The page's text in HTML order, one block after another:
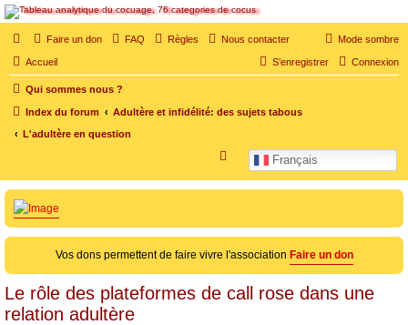
SOS cocu
SOS cocu est une association loi 1901 dont l'objet est le soutien aux victimes d'adultère.
Pouvoir parler, se confier, recevoir un soutien moral pour traverser une situation
Mode sombre
Faire un don FAQ Règles Nous contacter
Accueil Connexion
S’enregistrer
Qui sommes nous ?
Index du forum
Adultère et infidélité: des sujets tabous
L'adultère en question
Français
Vos dons permettent de faire vivre l'association Faire un don
Le rôle des plateformes de call rose dans une
relation adultère